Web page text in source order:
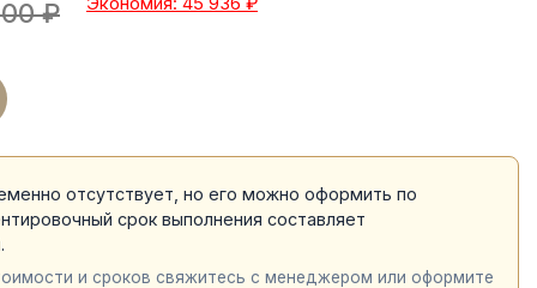
₽
отсутствует, но его можно оформить по
срок выполнения составляет
.
и сроков свяжитесь с менеджером или оформите